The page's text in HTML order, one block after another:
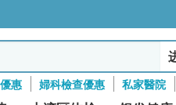
惠 婦科檢查優惠 私家醫院